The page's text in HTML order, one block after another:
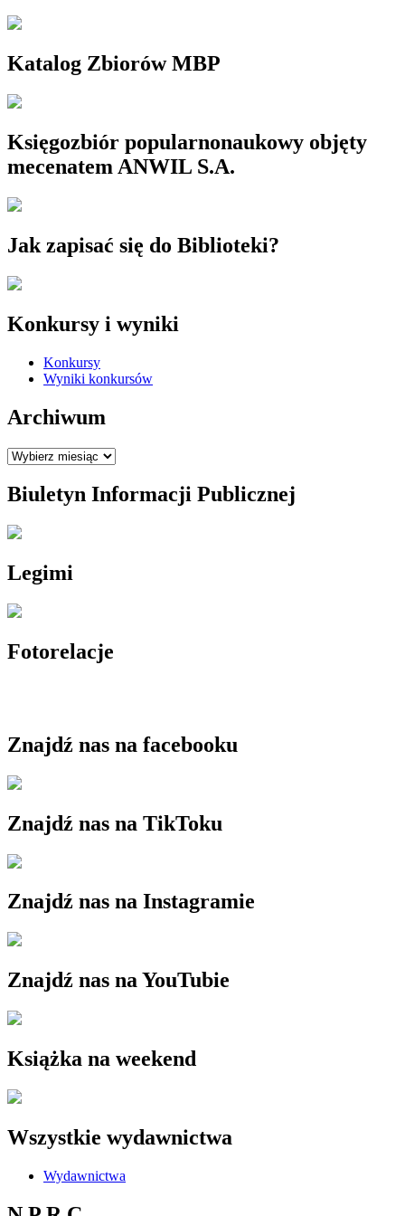
Katalog Zbiorów MBP
Księgozbiór popularnonaukowy objęty
mecenatem ANWIL S.A.
Jak zapisać się do Biblioteki?
Konkursy i wyniki
Konkursy
Wyniki konkursów
Archiwum
Archiwum
Biuletyn Informacji Publicznej
Legimi
Fotorelacje
Znajdź nas na facebooku
Znajdź nas na TikToku
Znajdź nas na Instagramie
Znajdź nas na YouTubie
Książka na weekend
Wszystkie wydawnictwa
Wydawnictwa